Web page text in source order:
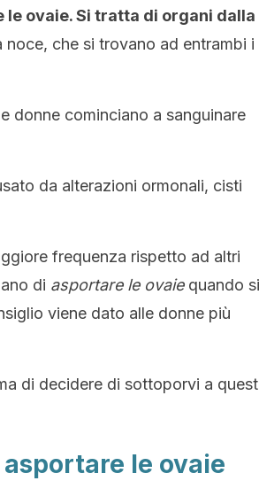
ovaie. Si tratta di organi dalla
noce, che si trovano ad entrambi i
donne cominciano a sanguinare
da alterazioni ormonali, cisti
frequenza rispetto ad altri
di asportare le ovaiequando si
viene dato alle donne più
di decidere di sottoporvi a
le ovaie